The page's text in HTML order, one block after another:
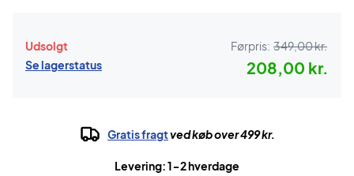
Udsolgt
Se lagerstatus
Førpris: 349,00 kr.
208,00 kr.
Gratis fragtved køb over 499 kr.
Levering: 1-2 hverdage